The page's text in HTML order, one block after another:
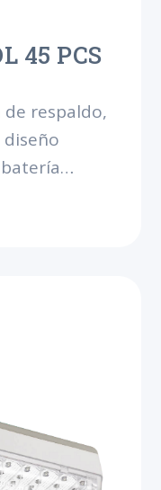
45 PCS
respaldo,
minutos de